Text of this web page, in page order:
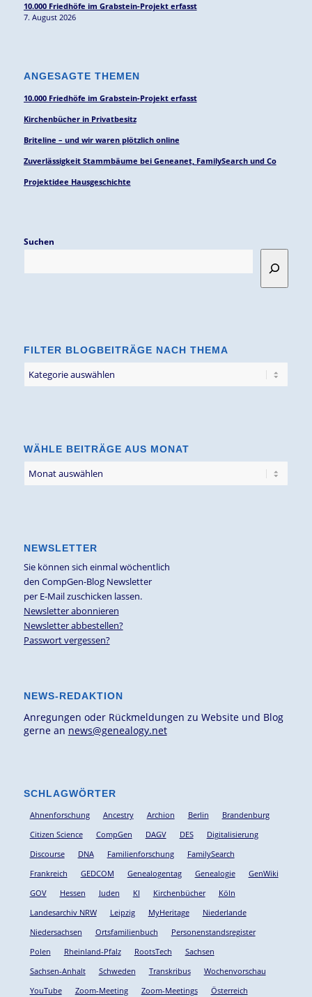
10.000 Friedhöfe im Grabstein-Projekt erfasst
7. August 2026
ANGESAGTE THEMEN
10.000 Friedhöfe im Grabstein-Projekt erfasst
Kirchenbücher in Privatbesitz
Briteline – und wir waren plötzlich online
Zuverlässigkeit Stammbäume bei Geneanet, FamilySearch und Co
Projektidee Hausgeschichte
Suchen
FILTER BLOGBEITRÄGE NACH THEMA
Blogbeiträge
WÄHLE BEITRÄGE AUS MONAT
NEWSLETTER
Sie können sich einmal wöchentlich
den CompGen-Blog Newsletter
per E-Mail zuschicken lassen.
Newsletter abonnieren
Newsletter abbestellen?
Passwort vergessen?
NEWS-REDAKTION
Anregungen oder Rückmeldungen zu Website und Blog
gerne an news@genealogy.net
SCHLAGWÖRTER
Ahnenforschung Ancestry Archion Berlin
Brandenburg
Citizen Science
CompGen DAGV DES
Digitalisierung
Discourse
DNA Familienforschung
FamilySearch
Frankreich
GEDCOM Genealogentag Genealogie
GenWiki
GOV
Hessen Juden KI Kirchenbücher
Köln
Landesarchiv NRW
Leipzig MyHeritage
Niederlande
Niedersachsen
Ortsfamilienbuch
Personenstandsregister
Polen
Rheinland-Pfalz RootsTech
Sachsen
Sachsen-Anhalt
Schweden Transkribus
Wochenvorschau
YouTube
Zoom-Meeting Zoom-Meetings Österreich